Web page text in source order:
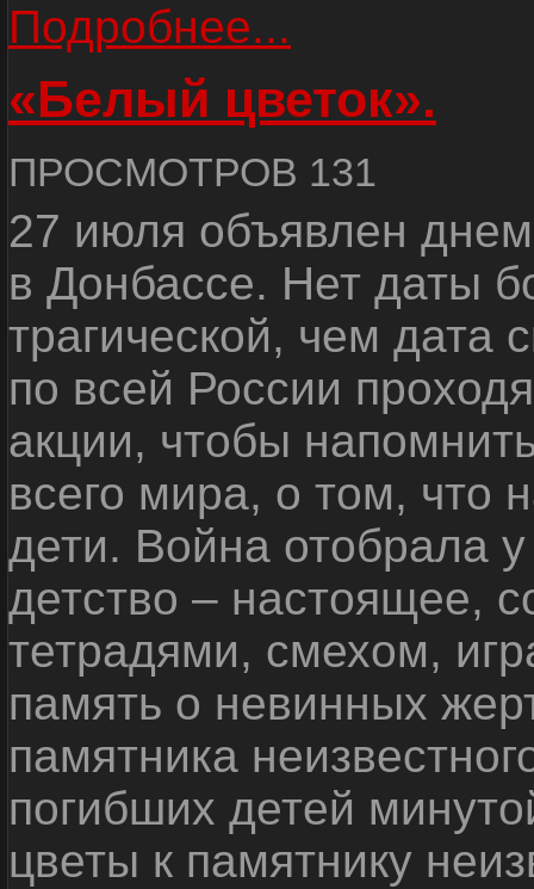
Подробнее...
«Белый цветок».
ПРОСМОТРОВ 131
27 июля объявлен
в Донбассе. Нет даты
трагической, чем дата
по всей России
акции, чтобы
всего мира, о том, что
дети. Война отобрала
детство – настоящее,
тетрадями, смехом,
память о невинных
памятника
погибших детей
цветы к памятнику